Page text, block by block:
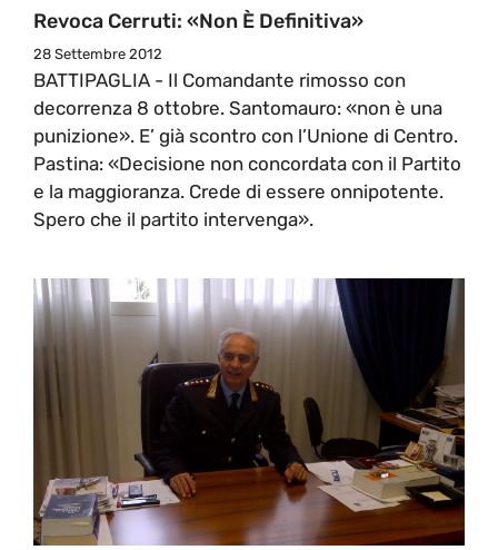
Revoca Cerruti: «Non È Definitiva»
28 Settembre 2012
BATTIPAGLIA - Il Comandante rimosso con
decorrenza 8 ottobre. Santomauro: «non è una
punizione». E’ già scontro con l’Unione di Centro.
Pastina: «Decisione non concordata con il Partito
e la maggioranza. Crede di essere onnipotente.
Spero che il partito intervenga».